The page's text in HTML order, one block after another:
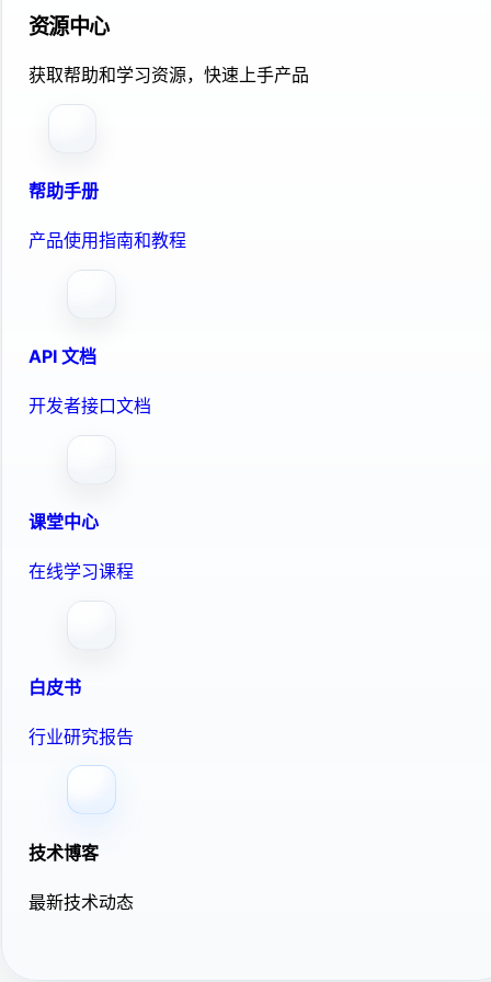
资源中心
获取帮助和学习资源，快速上手产品
帮助手册
产品使用指南和教程
API 文档
开发者接口文档
课堂中心
在线学习课程
白皮书
行业研究报告
技术博客
最新技术动态